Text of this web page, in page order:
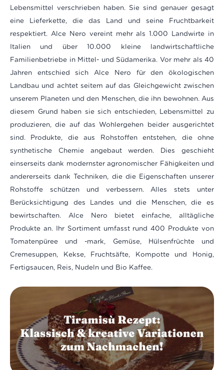
Lebensmittel verschrieben haben. Sie sind genauer gesagt
eine Lieferkette, die das Land und seine Fruchtbarkeit
respektiert. Alce Nero vereint mehr als 1.000 Landwirte in
Italien und über 10.000 kleine landwirtschaftliche
Familienbetriebe in Mittel- und Südamerika. Vor mehr als 40
Jahren entschied sich Alce Nero für den ökologischen
Landbau und achtet seitem auf das Gleichgewicht zwischen
unserem Planeten und den Menschen, die ihn bewohnen. Aus
diesem Grund haben sie sich entschieden, Lebensmittel zu
produzieren, die auf das Wohlergehen beider ausgerichtet
sind. Produkte, die aus Rohstoffen entstehen, die ohne
synthetische Chemie angebaut werden. Dies geschieht
einserseits dank modernster agronomischer Fähigkeiten und
andererseits dank Techniken, die die Eigenschaften unserer
Rohstoffe schützen und verbessern. Alles stets unter
Berücksichtigung des Landes und die Menschen, die es
bewirtschaften. Alce Nero bietet einfache, alltägliche
Produkte an. Ihr Sortiment umfasst rund 400 Produkte von
Tomatenpüree und -mark, Gemüse, Hülsenfrüchte und
Cremesuppen, Kekse, Fruchtsäfte, Kompotte und Honig,
Fertigsaucen, Reis, Nudeln und Bio Kaffee.